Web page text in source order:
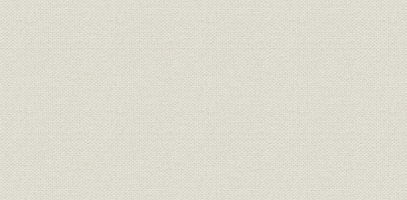
経営;保険
共済五百名最初の死亡者に関す
る新聞記事(『読売新聞』明治13
年6月27日)
明治13年
従業員 社員の異動状況
明治20年
年度(1892
保険;業界 明治・大正期の生保会社数推移
明治14年
年度(1926
社章 共済生命保険合資会社社章 [明治27年